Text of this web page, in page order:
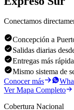
Conectamos
Concepción a
Salidas diarias
Entregas más
Mismo sistema de
Conocer más
Ver Mapa Completo
Cobertura Nacional